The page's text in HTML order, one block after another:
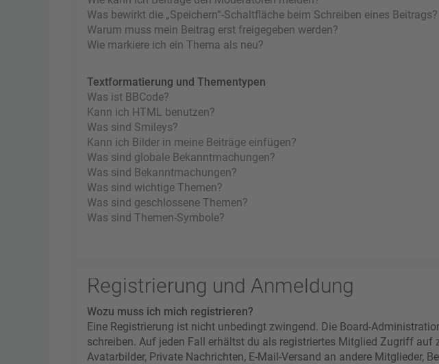
Was bewirkt die „Speichern“-Schaltfläche beim Schreiben eines Beitrags?
Warum muss mein Beitrag erst freigegeben werden?
Wie markiere ich ein Thema als neu?
Textformatierung und Thementypen
Was ist BBCode?
Kann ich HTML benutzen?
Was sind Smileys?
Kann ich Bilder in meine Beiträge einfügen?
Was sind globale Bekanntmachungen?
Was sind Bekanntmachungen?
Was sind wichtige Themen?
Was sind geschlossene Themen?
Was sind Themen-Symbole?
Registrierung und Anmeldung
Wozu muss ich mich registrieren?
Eine Registrierung ist nicht unbedingt zwingend. Die Board-
schreiben. Auf jeden Fall erhältst du als registriertes Mitglied Zugriff
Avatarbilder, Private Nachrichten, E-Mail-Versand an andere Mitglieder,